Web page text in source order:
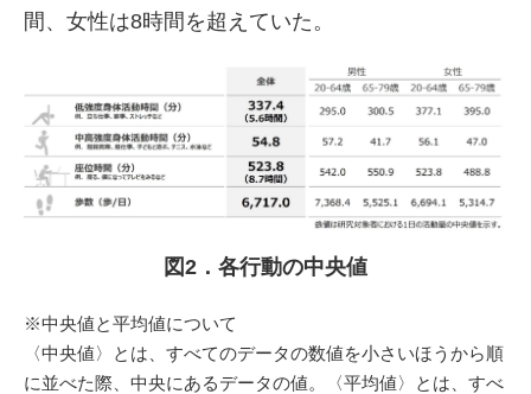
間、女性は8時間を超えていた。
図2．各行動の中央値
※中央値と平均値について
〈中央値〉とは、すべてのデータの数値を小さいほうから順
に並べた際、中央にあるデータの値。〈平均値〉とは、すべ